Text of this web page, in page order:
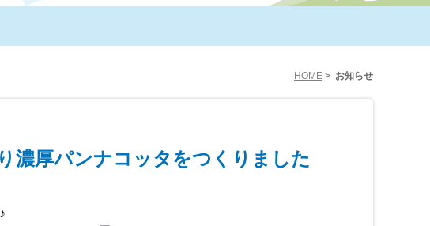
HOME > お知らせ
濃厚パンナコッタをつくりました